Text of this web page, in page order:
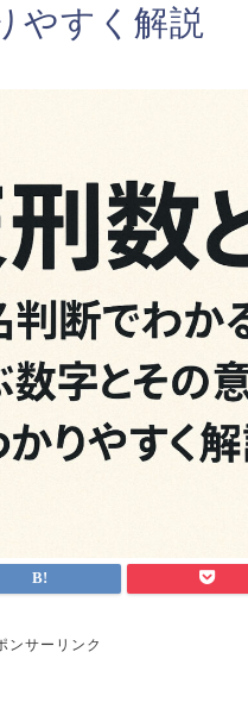
やすく解説
ンサーリンク